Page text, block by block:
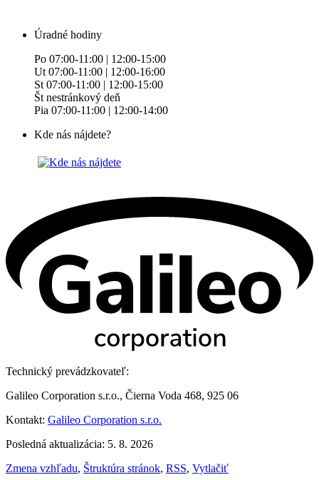
Úradné hodiny
Po 07:00-11:00 | 12:00-15:00
Ut 07:00-11:00 | 12:00-16:00
St 07:00-11:00 | 12:00-15:00
Št nestránkový deň
Pia 07:00-11:00 | 12:00-14:00
Kde nás nájdete?
Technický prevádzkovateľ:
Galileo Corporation s.r.o., Čierna Voda 468, 925 06
Kontakt: Galileo Corporation s.r.o.
Posledná aktualizácia: 5. 8. 2026
Zmena vzhľadu, Štruktúra stránok, RSS, Vytlačiť